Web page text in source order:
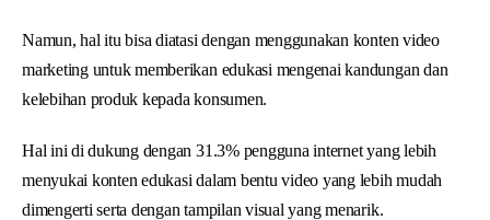
Namun, hal itu bisa diatasi dengan menggunakan konten video
marketing untuk memberikan edukasi mengenai kandungan dan
kelebihan produk kepada konsumen.
Hal ini di dukung dengan 31.3% pengguna internet yang lebih
menyukai konten edukasi dalam bentu video yang lebih mudah
dimengerti serta dengan tampilan visual yang menarik.